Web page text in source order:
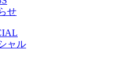
せ
ャル